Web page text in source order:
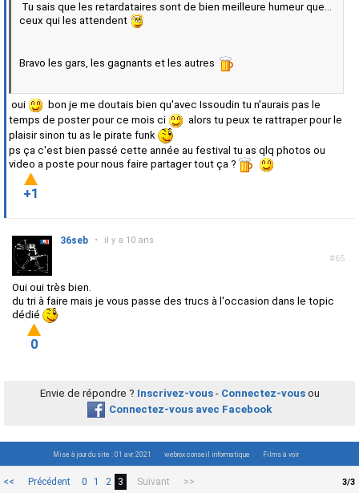
Tu sais que les retardataires sont de bien meilleure humeur que...
ceux qui les attendent
Bravo les gars, les gagnants et les autres
oui
bon je me doutais bien qu'avec Issoudin tu n'aurais pas le
temps de poster pour ce mois ci
alors tu peux te rattraper pour le
plaisir sinon tu as le pirate funk
ps ça c'est bien passé cette année au festival tu as qlq photos ou
video a poste pour nous faire partager tout ça ?
+1
#65
36seb • il y a 10 ans
Oui oui très bien.
du tri à faire mais je vous passe des trucs à l'occasion dans le topic
dédié
0
3/3
<< Précédent 0 1 2 3 Suivant >>
Envie de répondre ? Inscrivez-vous- Connectez-vousou
Connectez-vous avec Facebook
Mise à jour du site : 01 avr. 2021 webrox conseil informatique Films à voir